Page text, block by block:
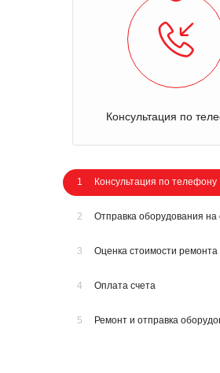
Консультация по
1 Консультация по телефону
2 Отправка оборудования на
3 Оценка стоимости ремонта
4 Оплата счета
5 Ремонт и отправка